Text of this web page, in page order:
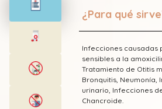
¿Para qué
Infecciones causadas
sensibles a la
Tratamiento de Otitis
Bronquitis, Neumonía,
urinario, Infecciones
Chancroide.